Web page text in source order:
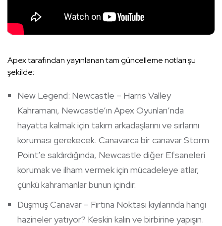
Apex tarafından yayınlanan tam güncelleme notları şu
şekilde:
New Legend: Newcastle – Harris Valley
Kahramanı, Newcastle’ın Apex Oyunları’nda
hayatta kalmak için takım arkadaşlarını ve sırlarını
koruması gerekecek. Canavarca bir canavar Storm
Point’e saldırdığında, Newcastle diğer Efsaneleri
korumak ve ilham vermek için mücadeleye atlar,
çünkü kahramanlar bunun içindir.
Düşmüş Canavar – Fırtına Noktası kıyılarında hangi
hazineler yatıyor? Keskin kalın ve birbirine yapışın.